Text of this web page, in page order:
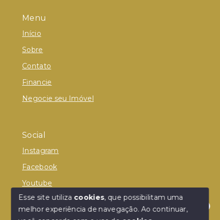
Olá! Estamos disponíveis para te ajudar.
Menu
Início
Sobre
Contato
Financie
Negocie seu Imóvel
Social
Instagram
Facebook
Youtube
Esse site utiliza cookies, que possibilitam uma
melhor experiência de navegação.Ao continuar,